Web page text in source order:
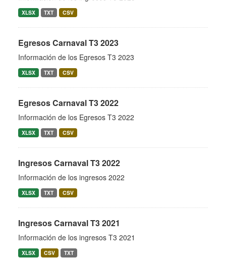
XLSX TXT CSV
Egresos Carnaval T3 2023
Información de los Egresos T3 2023
XLSX TXT CSV
Egresos Carnaval T3 2022
Información de los Egresos T3 2022
XLSX TXT CSV
Ingresos Carnaval T3 2022
Información de los ingresos 2022
XLSX TXT CSV
Ingresos Carnaval T3 2021
Información de los ingresos T3 2021
XLSX CSV TXT